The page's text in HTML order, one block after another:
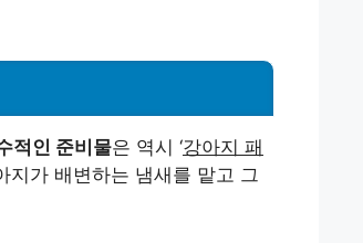
적인 준비물은 역시 ‘강아지 패
지가 배변하는 냄새를 맡고 그